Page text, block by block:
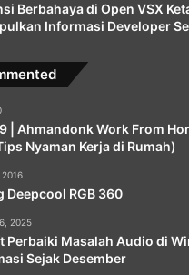
Berbahaya di Open VSX
Informasi Developer
| Ahmandonk Work From
Nyaman Kerja di Rumah)
Deepcool RGB 360
2025
Perbaiki Masalah Audio di
Sejak Desember